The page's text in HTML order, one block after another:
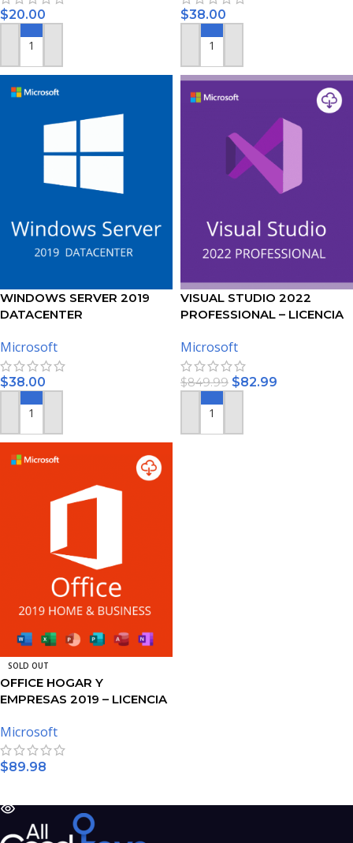
$20.00
AÑADIR AL CARRITO
$38.00
AÑADIR AL CARRITO
WINDOWS SERVER 2019
DATACENTER
Microsoft
$38.00
AÑADIR AL CARRITO
VISUAL STUDIO 2022
PROFESSIONAL – LICENCIA
Microsoft
$849.99 $82.99
AÑADIR AL CARRITO
SOLD OUT
OFFICE HOGAR Y
EMPRESAS 2019 – LICENCIA
Microsoft
$89.98